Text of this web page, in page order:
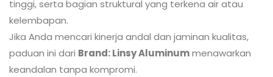
tinggi, serta bagian struktural yang terkena air atau
kelembapan.
Jika Anda mencari kinerja andal dan jaminan kualitas,
paduan ini dari Brand: Linsy Aluminummenawarkan
keandalan tanpa kompromi.